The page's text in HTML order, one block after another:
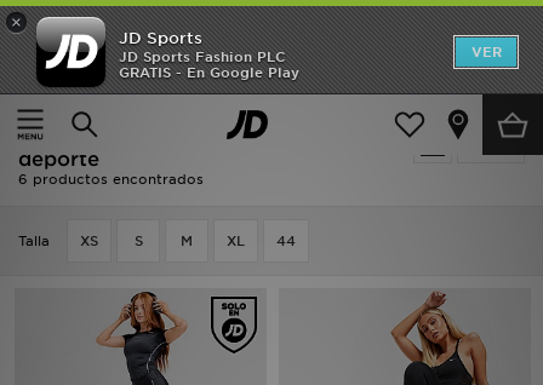
×
JD Sports
JD Sports Fashion PLC
GRATIS - En Google Play
VER
Página principal
Mujer Ropa de mujer Mallas de deporte
Oferta | Mujer - Negro Mallas de
deporte
6 productos encontrados
Talla XS S M XL 44
Hombre
Mujer
Niños
Ver Marcas
Deportes & Fitness